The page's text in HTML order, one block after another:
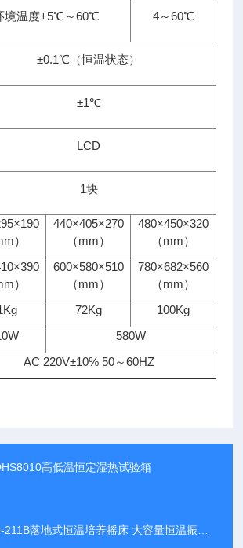
境温度+5℃～60℃ 4～60℃
±0.1℃（恒温状态）
±1℃
LCD
1块
）
440×405×270
（mm）
480×450×320
（mm）
）
600×580×510
（mm）
780×682×560
（mm）
72Kg
100Kg
580W
AC 220V±10% 50～60HZ
高低温恒定湿热试验箱
211B落地式恒温培养摇床 大容量恒温振荡器